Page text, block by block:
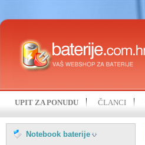
UPIT ZA PONUDU ČLANCI
Notebook baterije
LENOVO
MITAC
MSI
SAMSUNG
SONY
TOSHIBA
UNIWILL
FIRST POWER
OSTALI PROIZVOĐAČI